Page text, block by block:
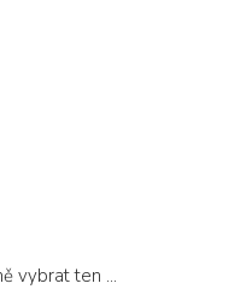
Parmigiano Reggiano: jak si správně vybrat ten pravý